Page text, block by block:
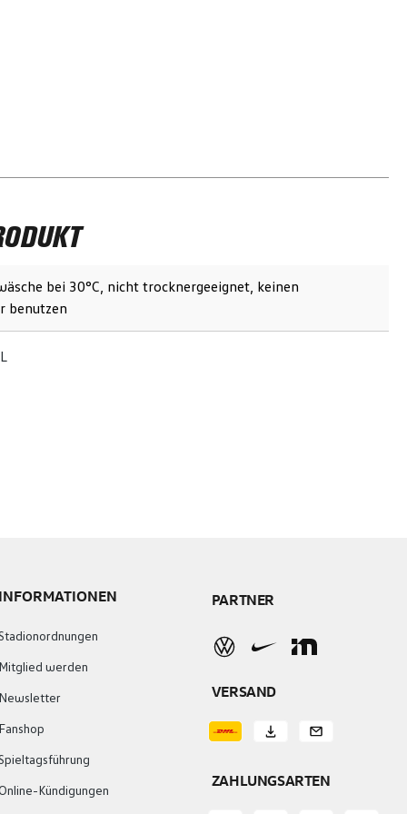
bei 30°C, nicht trocknergeeignet, keinen
benutzen
INFORMATIONEN
Mitglied werden
Newsletter
Fanshop
Online-Kündigungen
PARTNER
VERSAND
ZAHLUNGSARTEN